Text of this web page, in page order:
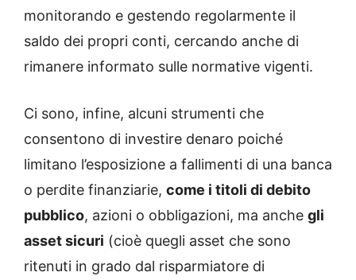
monitorando e gestendo regolarmente il
saldo dei propri conti, cercando anche di
rimanere informato sulle normative vigenti.
Ci sono, infine, alcuni strumenti che
consentono di investire denaro poiché
limitano l’esposizione a fallimenti di una banca
o perdite finanziarie, come i titoli di debito
pubblico, azioni o obbligazioni, ma anche gli
asset sicuri (cioè quegli asset che sono
ritenuti in grado dal risparmiatore di